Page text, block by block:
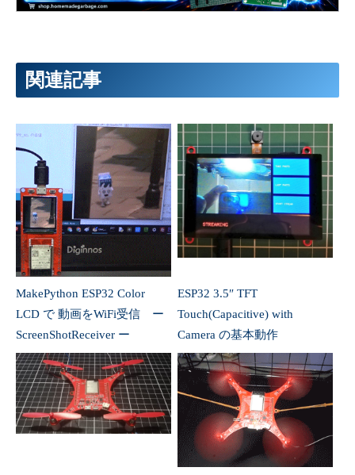
関連記事
MakePython ESP32 Color
LCD で 動画をWiFi受信 ー
ScreenShotReceiver ー
ESP32 3.5″ TFT
Touch(Capacitive) with
Camera の基本動作